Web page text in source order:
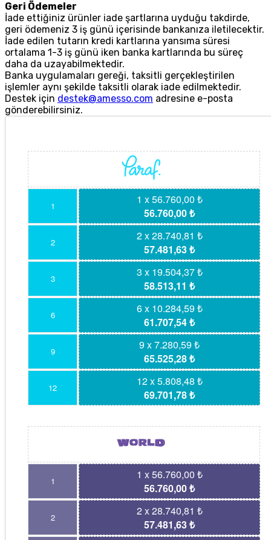
Geri Ödemeler
İade ettiğiniz ürünler iade şartlarına uyduğu takdirde,
geri ödemeniz 3 iş günü içerisinde bankanıza iletilecektir.
İade edilen tutarın kredi kartlarına yansıma süresi
ortalama 1-3 iş günü iken banka kartlarında bu süreç
daha da uzayabilmektedir.
Banka uygulamaları gereği, taksitli gerçekleştirilen
işlemler aynı şekilde taksitli olarak iade edilmektedir.
Destek için destek@amesso.com adresine e-posta
gönderebilirsiniz.
1
1 x 56.760,00 ₺
56.760,00 ₺
2
2 x 28.740,81 ₺
57.481,63 ₺
3
3 x 19.504,37 ₺
58.513,11 ₺
6
6 x 10.284,59 ₺
61.707,54 ₺
9
9 x 7.280,59 ₺
65.525,28 ₺
12
12 x 5.808,48 ₺
69.701,78 ₺
1
1 x 56.760,00 ₺
56.760,00 ₺
2
2 x 28.740,81 ₺
57.481,63 ₺